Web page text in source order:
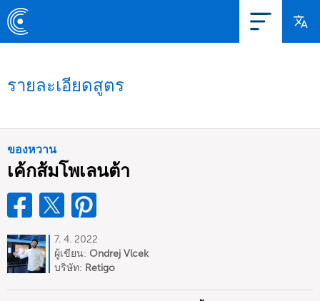
รายละเอียดสูตร
ของหวาน
เค้กส้มโพเลนต้า
7. 4. 2022
ผู้เขียน: Ondrej Vlcek
บริษัท: Retigo